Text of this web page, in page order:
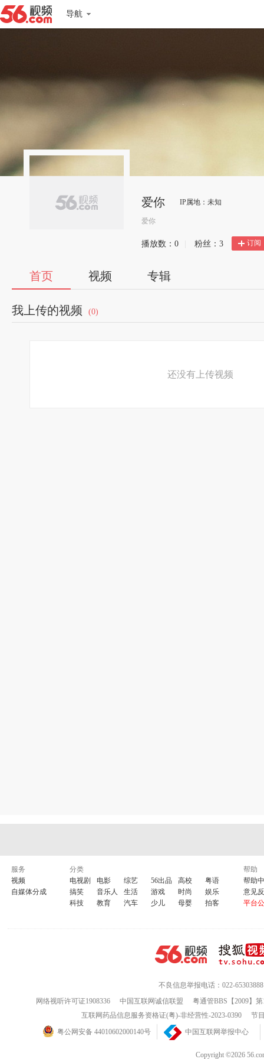
导航
爱你 IP属地：未知
爱你
播放数： 0 粉丝： 3 订阅
首页 视频 专辑
我上传的视频 (0)
还没有上传视频
服务
视频
自媒体分成
分类
电视剧
电影 综艺 56出品 高校
粤语
搞笑
音乐人 生活 游戏 时尚
娱乐
科技
教育 汽车 少儿 母婴 拍客
帮助
帮助
意见
平台
不良信息举报电话：022-65303888
网络视听许可证1908336
中国互联网诚信联盟
粤通管BBS【2009】
互联网药品信息服务资格证(粤)-非经营性-2023-0390
节
粤公网安备 44010602000140号
中国互联网举报中心
Copyright ©2026